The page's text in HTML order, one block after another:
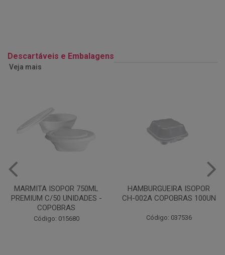
Descartáveis e Embalagens
Veja mais
HAMBURGUEIRA ISOPOR
CH-002A COPOBRAS 100UN
Código: 037536
CAIXA PARDA PIZZA N30
OITAVADA BALUARTE C/10
Código: 001124